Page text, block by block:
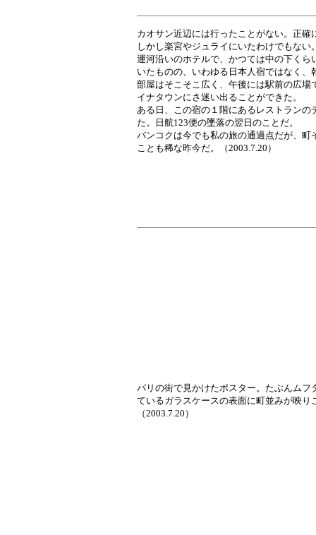
カオサン近辺には行ったことがない。正
しかし楽宮やジュライにいたわけでもな
運河沿いのホテルで、かつては中の下く
いたものの、いわゆる日本人宿ではなく、
部屋はそこそこ広く、午後には駅前の広
イナタウンにさ迷い出ることができた。
ある日、この宿の１階にあるレストラン
た。日航123便の墜落の翌日のことだ。
バンコクは今でも私の旅の通過点だが、
ことも稀な昨今だ。（2003.7.20）
パリの街で見かけたポスター。たぶんム
ているガラスケースの表面に町並みが映
（2003.7.20）